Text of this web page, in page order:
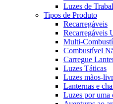
Luzes de
Tipos de Produto
Recarregáveis
Recarregáveis
Multi-
Combustível
Carregue
Luzes Táticas
Luzes mãos-
Lanternas e
Luzes por uma